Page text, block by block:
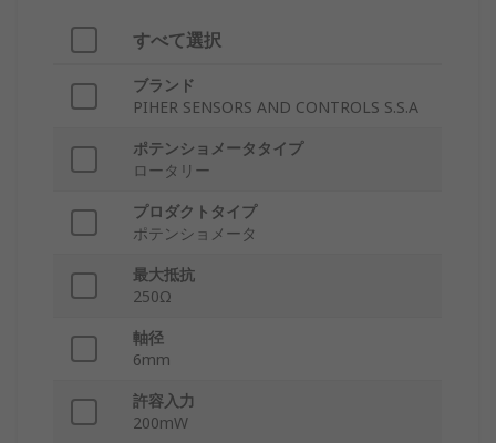
すべて選択
ブランド
PIHER SENSORS AND CONTROLS S.S.A
ポテンショメータタイプ
ロータリー
プロダクトタイプ
ポテンショメータ
最大抵抗
250Ω
軸径
6mm
許容入力
200mW